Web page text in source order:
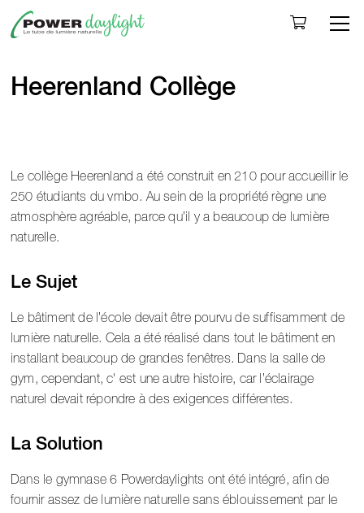
Heerenland Collège
Le collège Heerenland a été construit en 210 pour accueillir le
250 étudiants du vmbo. Au sein de la propriété règne une
atmosphère agréable, parce qu’il y a beaucoup de lumière
naturelle.
Le Sujet
Le bâtiment de l’école devait être pourvu de suffisamment de
lumière naturelle. Cela a été réalisé dans tout le bâtiment en
installant beaucoup de grandes fenêtres. Dans la salle de
gym, cependant, c' est une autre histoire, car l’éclairage
naturel devait répondre à des exigences différentes.
La Solution
Dans le gymnase 6 Powerdaylights ont été intégré, afin de
fournir assez de lumière naturelle sans éblouissement par le